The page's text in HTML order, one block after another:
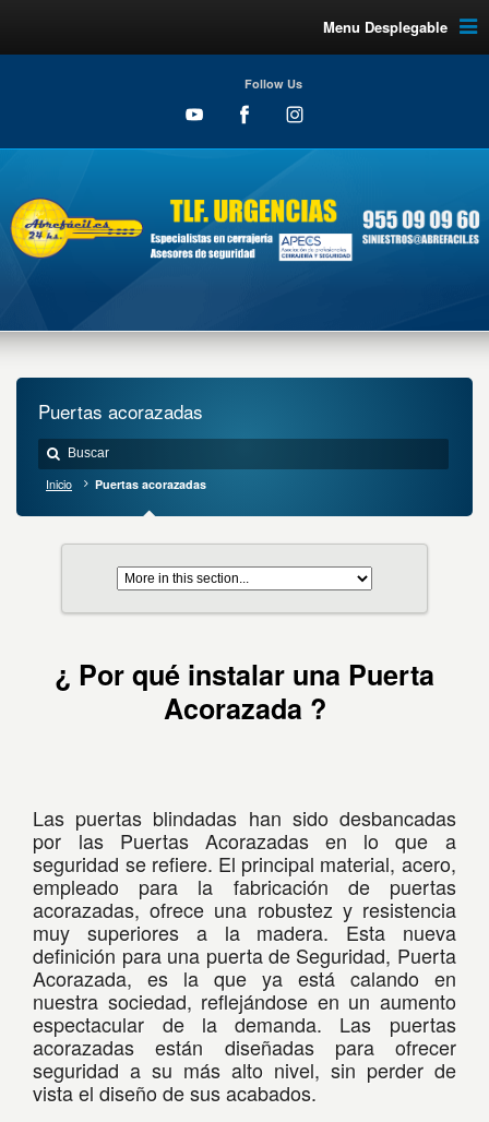
Menu Desplegable
Follow Us
Puertas acorazadas
Inicio Puertas acorazadas
¿ Por qué instalar una Puerta
Acorazada ?
Las puertas blindadas han sido desbancadas
por las Puertas Acorazadas en lo que a
seguridad se refiere. El principal material, acero,
empleado para la fabricación de puertas
acorazadas, ofrece una robustez y resistencia
muy superiores a la madera. Esta nueva
definición para una puerta de Seguridad, Puerta
Acorazada, es la que ya está calando en
nuestra sociedad, reflejándose en un aumento
espectacular de la demanda. Las puertas
acorazadas están diseñadas para ofrecer
seguridad a su más alto nivel, sin perder de
vista el diseño de sus acabados.